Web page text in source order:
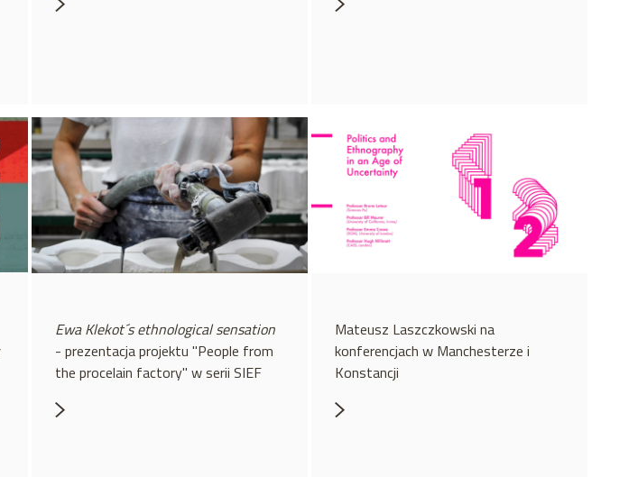
Ewa Klekot´s ethnological sensation
- prezentacja projektu "People from
the procelain factory" w serii SIEF
Mateusz Laszczkowski na
konferencjach w Manchesterze i
Konstancji